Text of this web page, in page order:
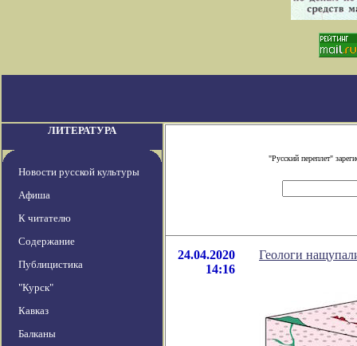
ЛИТЕРАТУРА
Новости русской культуры
Афиша
К читателю
Содержание
Публицистика
"Курск"
Кавказ
Балканы
"Русский переплет"
24.04.2020
14:16
Геологи